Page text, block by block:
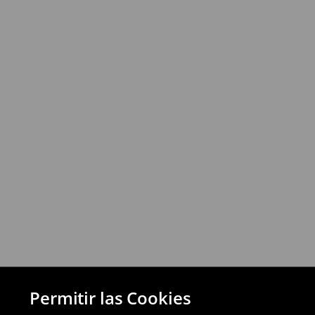
Permitir las Cookies